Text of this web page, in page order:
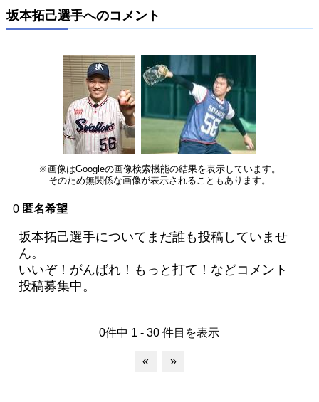
坂本拓己選手へのコメント
※画像はGoogleの画像検索機能の結果を表示しています。
そのため無関係な画像が表示されることもあります。
0 匿名希望
坂本拓己選手についてまだ誰も投稿していませ
ん。
いいぞ！がんばれ！もっと打て！などコメント
投稿募集中。
0件中 1 - 30 件目を表示
« »